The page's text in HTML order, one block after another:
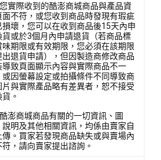
實際收到的酷澎商城商品與產品資
面不符，或您收到商品時發現有瑕疵
損壞，您可以在收到商品後15天內申
貨或於3個月內申請退貨（若商品標
味期限或有效期限，您必須在該期限
出退貨申請），但因製造商修改商品
導致頁面顯示內容與實際商品不一
或因螢幕設定或拍攝條件不同導致商
片與實際產品略有差異者，恕不接受
。
澎商城商品有關的一切資訊、圖
說明及其他相關資訊，均係由賣家自
傳。買家若發現商品缺失或與賣場內
符，請向賣家提出諮詢。